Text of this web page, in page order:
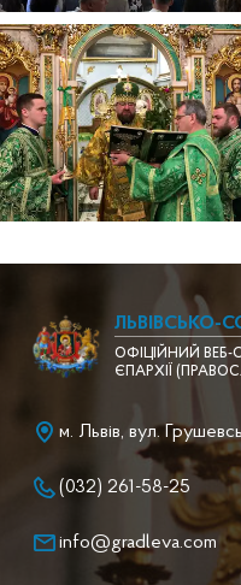
ЛЬВІВСЬКО-
ОФІЦІЙНИЙ ВЕБ-
ЄПАРХІЇ
м. Львів, вул.
(032) 261-58-25
info@gradleva.com